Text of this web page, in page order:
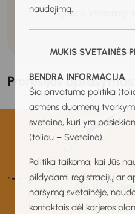
naudojimą.
MUKIS SVETAINĖS
BENDRA INFORMACIJA
Šia privatumo politika
asmens duomenų
svetaine, kuri yra
(toliau – Svetainė).
Politika taikoma, kai Jūs
pildydami registracijų ar
naršymą svetainėje,
kontaktais dėl karjeros
Pogrupis:
Profesijos aprašymas
MUKIS
Gaukite